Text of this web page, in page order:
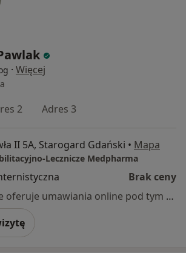
· Więcej
2 Adres 3
II 5A, Starogard Gdański • Mapa
Lecznicze Medpharma
Brak ceny
Specjalista nie oferuje umawiania online pod tym adresem.